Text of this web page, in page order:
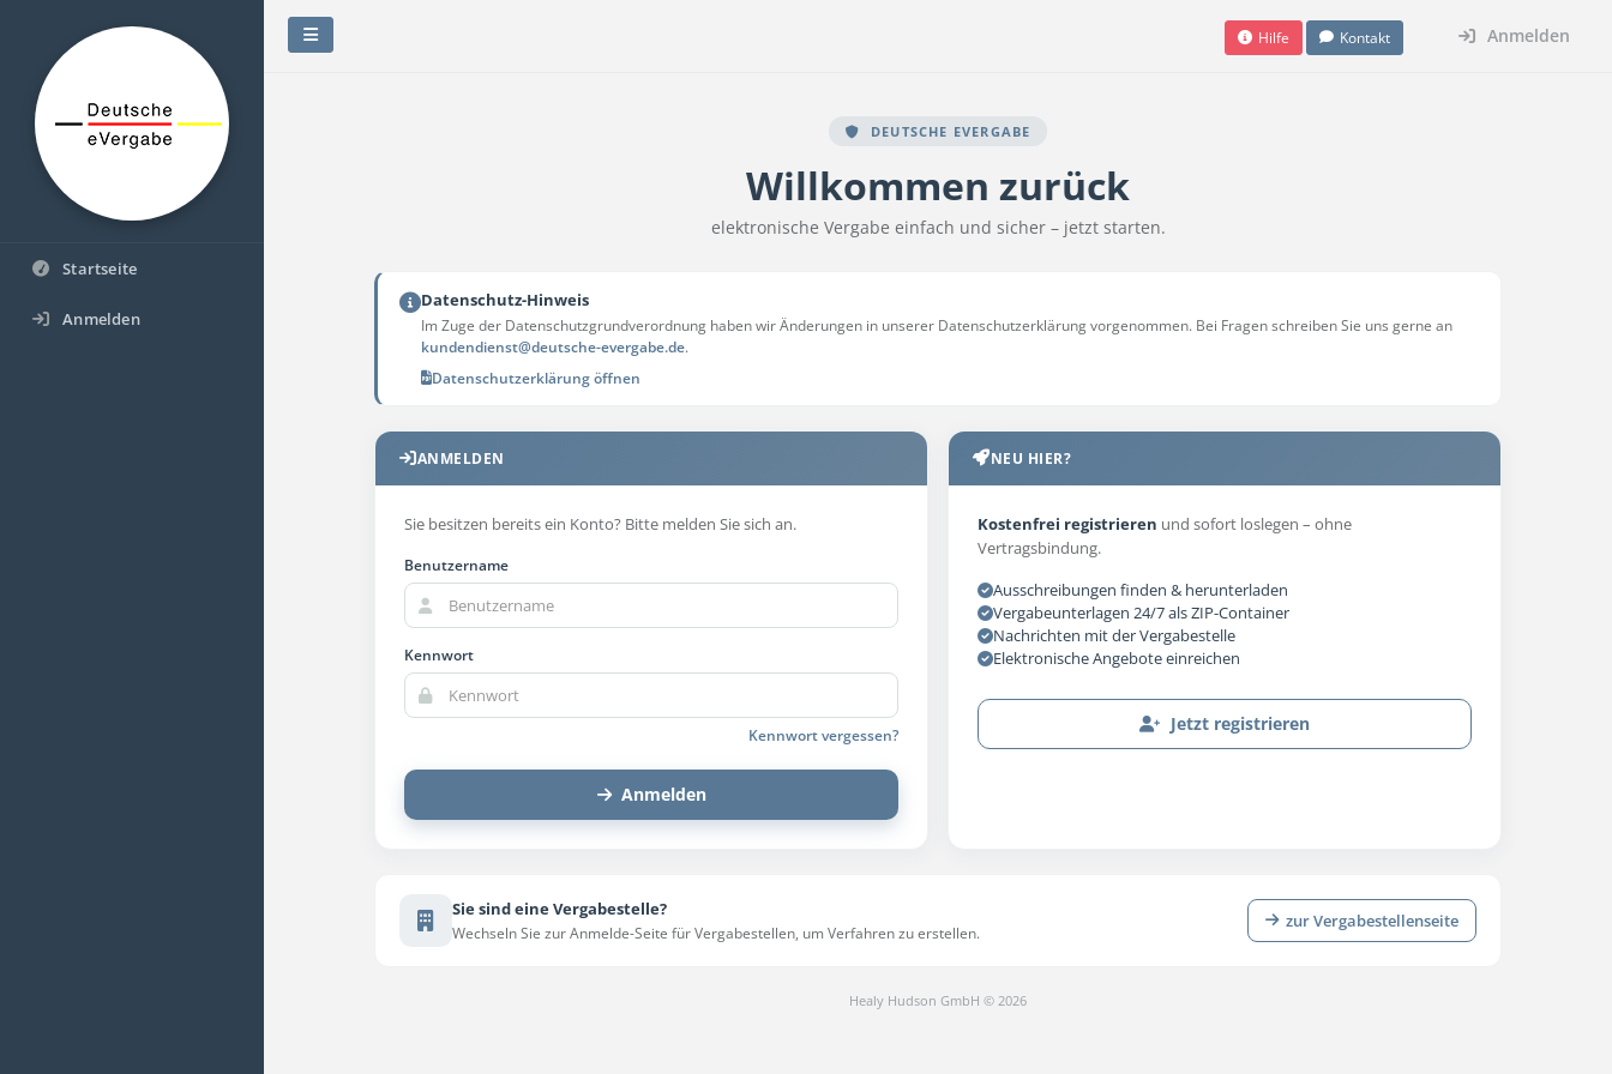
Startseite
Anmelden
Hilfe Kontakt Anmelden
DEUTSCHE EVERGABE
Willkommen zurück
elektronische Vergabe einfach und sicher – jetzt starten.
Datenschutz-Hinweis
Im Zuge der Datenschutzgrundverordnung haben wir Änderungen in unserer Datenschutzerklärung vorgenommen. Bei Fragen schreiben Sie uns gerne an
kundendienst@deutsche-evergabe.de.
Datenschutzerklärung öffnen
ANMELDEN
Sie besitzen bereits ein Konto? Bitte melden Sie sich an.
Benutzername
Kennwort
Kennwort vergessen?
Anmelden
NEU HIER?
Kostenfrei registrieren und sofort loslegen – ohne
Vertragsbindung.
Ausschreibungen finden & herunterladen
Vergabeunterlagen 24/7 als ZIP-Container
Nachrichten mit der Vergabestelle
Elektronische Angebote einreichen
Jetzt registrieren
Sie sind eine Vergabestelle?
Wechseln Sie zur Anmelde-Seite für Vergabestellen, um Verfahren zu erstellen.
zur Vergabestellenseite
Healy Hudson GmbH © 2026